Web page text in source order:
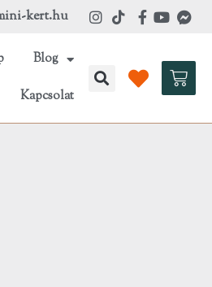
kert.hu
Blog
Kapcsolat